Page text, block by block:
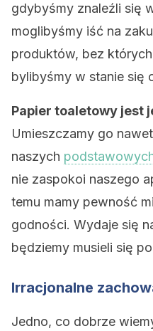
gdybyśmy znaleźli się
moglibyśmy iść na
produktów, bez
bylibyśmy w stanie się
Papier toaletowy jest
Umieszczamy go
naszych
nie zaspokoi naszego
temu mamy pewność
godności. Wydaje się
będziemy musieli się
Irracjonalne
Jedno, co dobrze